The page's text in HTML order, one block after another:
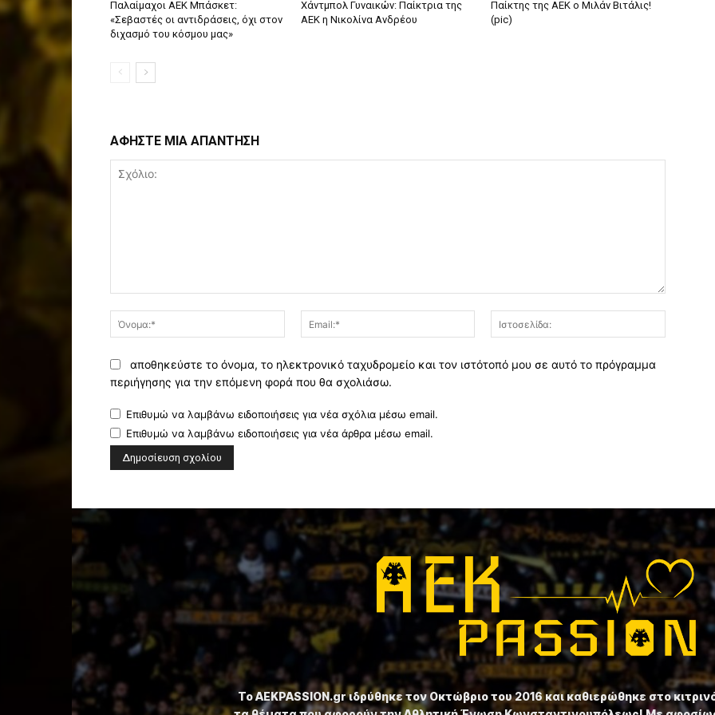
Παλαίμαχοι ΑΕΚ Μπάσκετ:
«Σεβαστές οι αντιδράσεις, όχι στον
διχασμό του κόσμου μας»
Χάντμπολ Γυναικών: Παίκτρια της
ΑΕΚ η Νικολίνα Ανδρέου
Παίκτης της ΑΕΚ ο Μιλάν Βιτάλις!
(pic)
ΑΦΗΣΤΕ ΜΙΑ ΑΠΑΝΤΗΣΗ
Όνομα:*
Email:*
αποθηκεύστε το όνομα, το ηλεκτρονικό ταχυδρομείο και τον ιστότοπό μου σε αυτό το πρόγραμμα
περιήγησης για την επόμενη φορά που θα σχολιάσω.
Επιθυμώ να λαμβάνω ειδοποιήσεις για νέα σχόλια μέσω email.
Επιθυμώ να λαμβάνω ειδοποιήσεις για νέα άρθρα μέσω email.
Το ⁦AEKPASSION.gr⁩ ιδρύθηκε τον Οκτώβριο του 2016 και καθιερώθηκε στο